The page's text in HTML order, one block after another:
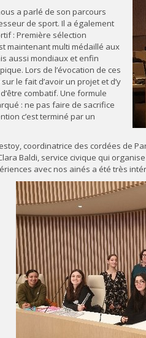
a parlé de son parcours
de sport. Il a également
: Première sélection
maintenant multi médaillé aux
aussi mondiaux et enfin
Lors de l’évocation de ces
le fait d’avoir un projet et d’y
combatif. Une formule
: ne pas faire de sacrifice
c’est terminé par un
coordinatrice des cordées de
Baldi, service civique qui
avec nos ainés a été très